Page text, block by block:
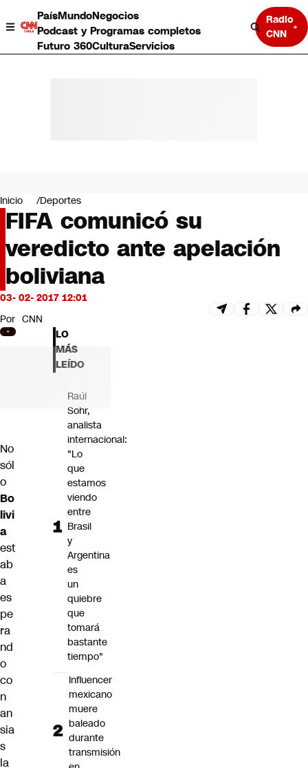
PaísMundoNegocios
Podcast y Programas completos
Futuro 360CulturaServicios
Radio
CNN
Negocios
Deportes
Programas completos
Cultura
Servicios
Bits
CNN tiempo
Futuro 360
Opinión
Inicio Deportes
FIFA comunicó su
veredicto ante apelación
boliviana
03- 02- 2017 12:01
Por CNN
No
sól
o
Bo
livi
a
est
ab
a
es
pe
ra
nd
o
co
n
an
sia
s
la
LO
MÁS
LEÍDO
Raúl
Sohr,
analista
internacional:
"Lo
que
estamos
viendo
entre
Brasil
y
Argentina
es
un
quiebre
que
tomará
bastante
tiempo"
Influencer
mexicano
muere
baleado
durante
transmisión